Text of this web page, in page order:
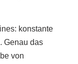
konstante
Genau das
von